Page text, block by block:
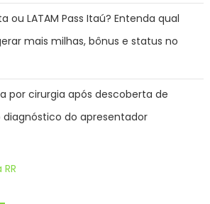
ou LATAM Pass Itaú? Entenda qual
mais milhas, bônus e status no
por cirurgia após descoberta de
do apresentador